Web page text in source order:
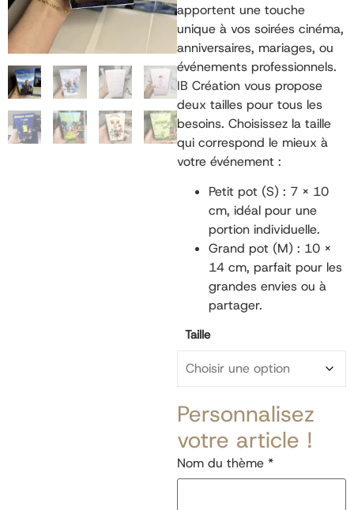
apportent une touche
unique à vos soirées cinéma,
anniversaires, mariages, ou
événements professionnels.
IB Création vous propose
deux tailles pour tous les
besoins. Choisissez la taille
qui correspond le mieux à
votre événement :
Petit pot (S) : 7 x 10
cm, idéal pour une
portion individuelle.
Grand pot (M) : 10 x
14 cm, parfait pour les
grandes envies ou à
partager.
Taille
Personnalisez
votre article !
Nom du thème *